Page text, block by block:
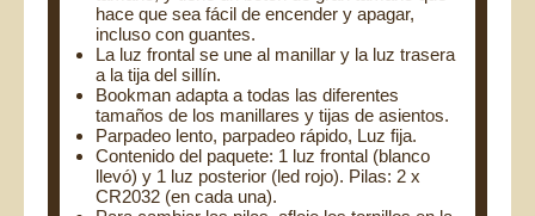
hace que sea fácil de encender y apagar,
incluso con guantes.
La luz frontal se une al manillar y la luz trasera
a la tija del sillín.
Bookman adapta a todas las diferentes
tamaños de los manillares y tijas de asientos.
Parpadeo lento, parpadeo rápido, Luz fija.
Contenido del paquete: 1 luz frontal (blanco
llevó) y 1 luz posterior (led rojo). Pilas: 2 x
CR2032 (en cada una).